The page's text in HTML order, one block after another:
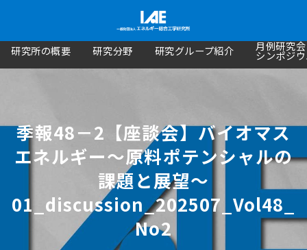
研究所の概要 研究分野 研究グループ紹介 月例研究
シンポジ
季報48－2【座談会】バイオマス
エネルギー～原料ポテンシャルの
課題と展望〜
01_discussion_202507_Vol48_
No2